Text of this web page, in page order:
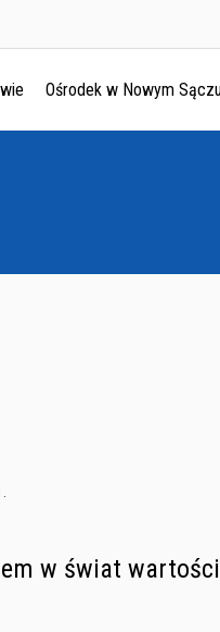
Ośrodek w Nowym
w świat
w Krakowie